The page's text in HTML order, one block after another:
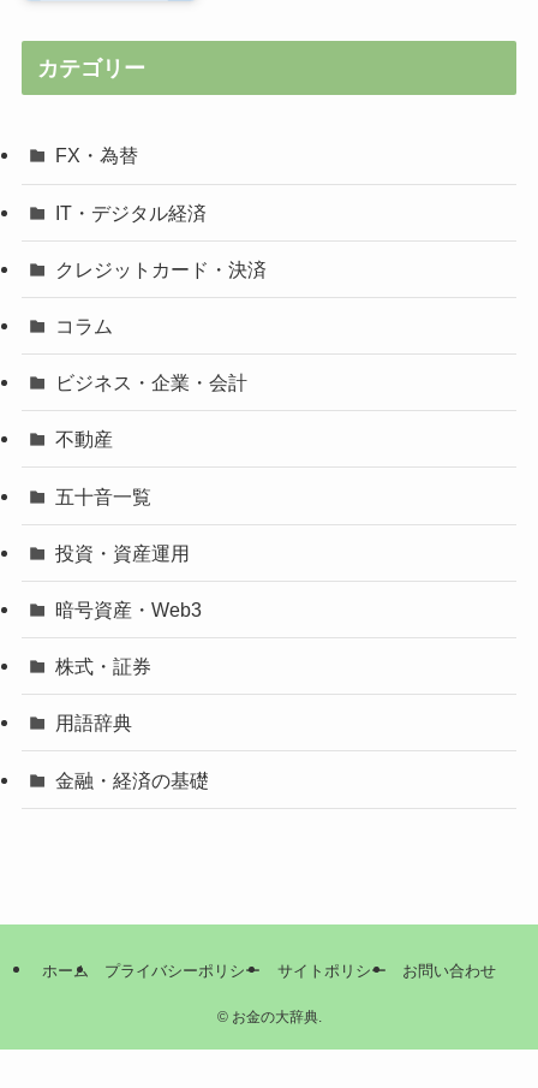
カテゴリー
FX・為替
IT・デジタル経済
クレジットカード・決済
コラム
ビジネス・企業・会計
不動産
五十音一覧
投資・資産運用
暗号資産・Web3
株式・証券
用語辞典
金融・経済の基礎
ホーム プライバシーポリシー サイトポリシー お問い合わせ
©お金の大辞典.